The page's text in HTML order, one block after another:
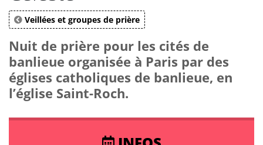
Veillées et groupes de prière
Nuit de prière pour les cités de
banlieue organisée à Paris par des
églises catholiques de banlieue, en
l’église Saint-Roch.